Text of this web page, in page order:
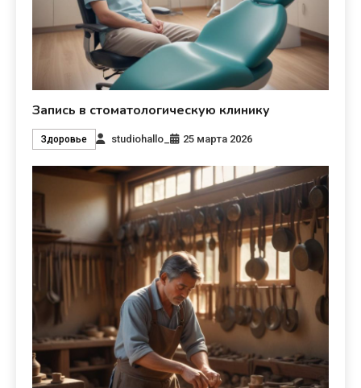
Запись в стоматологическую клинику
Здоровье studiohallo_ 25 марта 2026